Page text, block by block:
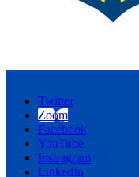
Twitter
Zoom
Facebook
YouTube
Instragram
LinkedIn